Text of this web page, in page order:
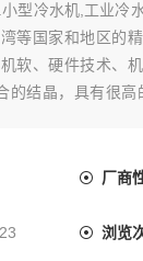
型冷水机,工业冷
等国家和地区的
软、硬件技术、
的结晶，具有很
厂商
浏览